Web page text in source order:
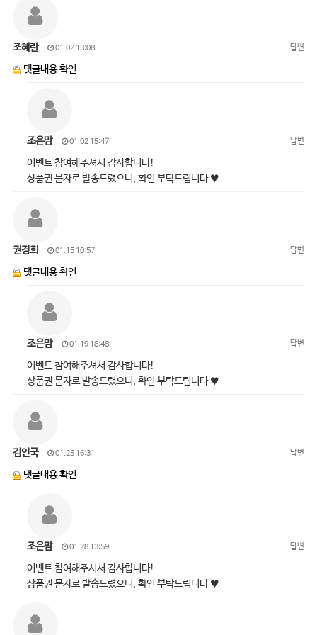
조혜란 01.02 13:08 답변
댓글내용 확인
조은맘 01.02 15:47 답변
이벤트 참여해주셔서 감사합니다!
상품권 문자로 발송드렸으니, 확인 부탁드립니다 ♥
권경희 01.15 10:57 답변
댓글내용 확인
조은맘 01.19 18:48 답변
이벤트 참여해주셔서 감사합니다!
상품권 문자로 발송드렸으니, 확인 부탁드립니다 ♥
김인국 01.25 16:31 답변
댓글내용 확인
조은맘 01.28 13:59 답변
이벤트 참여해주셔서 감사합니다!
상품권 문자로 발송드렸으니, 확인 부탁드립니다 ♥